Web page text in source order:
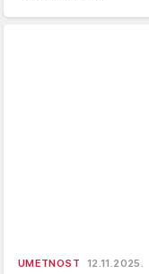
UMETNOST 12.11.2025.